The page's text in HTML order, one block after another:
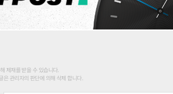
제재를 받을 수 있습니다.
은 관리자의 판단에 의해 삭제 합니다.